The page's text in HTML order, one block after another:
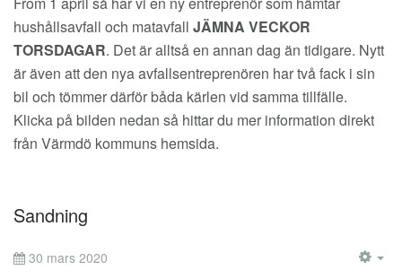
hushållsavfall och matavfall JÄMNA VECKOR
TORSDAGAR. Det är alltså en annan dag än tidigare. Nytt
är även att den nya avfallsentreprenören har två fack i sin
bil och tömmer därför båda kärlen vid samma tillfälle.
Klicka på bilden nedan så hittar du mer information direkt
från Värmdö kommuns hemsida.
Sandning
30 mars 2020